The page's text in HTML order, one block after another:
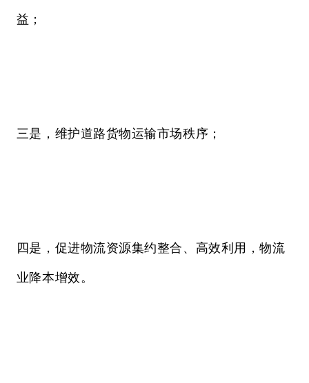
益；
三是，维护道路货物运输市场秩序；
四是，促进物流资源集约整合、高效利用，物流
业降本增效。